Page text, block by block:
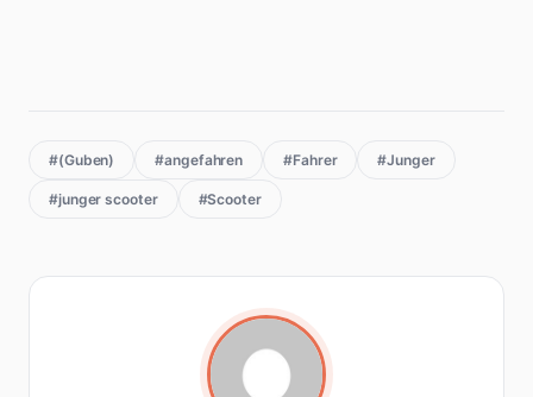
#(Guben) #angefahren #Fahrer #Junger
#junger scooter #Scooter